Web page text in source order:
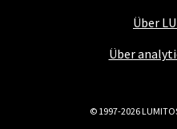
Über
Über
© 1997-2026